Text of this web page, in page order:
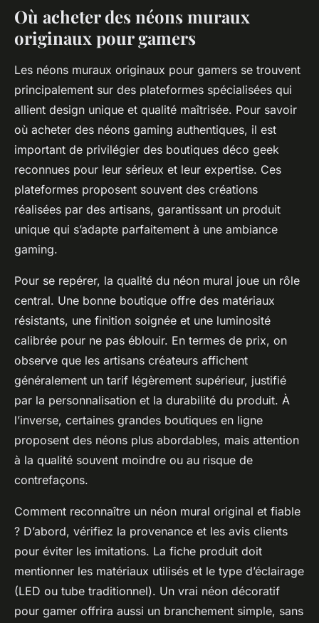
Où acheter des néons muraux
originaux pour gamers
Les néons muraux originaux pour gamers se trouvent
principalement sur des plateformes spécialisées qui
allient design unique et qualité maîtrisée. Pour savoir
où acheter des néons gaming authentiques, il est
important de privilégier des boutiques déco geek
reconnues pour leur sérieux et leur expertise. Ces
plateformes proposent souvent des créations
réalisées par des artisans, garantissant un produit
unique qui s’adapte parfaitement à une ambiance
gaming.
Pour se repérer, la qualité du néon mural joue un rôle
central. Une bonne boutique offre des matériaux
résistants, une finition soignée et une luminosité
calibrée pour ne pas éblouir. En termes de prix, on
observe que les artisans créateurs affichent
généralement un tarif légèrement supérieur, justifié
par la personnalisation et la durabilité du produit. À
l’inverse, certaines grandes boutiques en ligne
proposent des néons plus abordables, mais attention
à la qualité souvent moindre ou au risque de
contrefaçons.
Comment reconnaître un néon mural original et fiable
? D’abord, vérifiez la provenance et les avis clients
pour éviter les imitations. La fiche produit doit
mentionner les matériaux utilisés et le type d’éclairage
(LED ou tube traditionnel). Un vrai néon décoratif
pour gamer offrira aussi un branchement simple, sans